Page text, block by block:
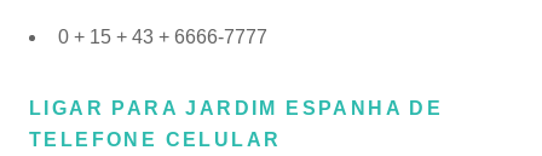
0 + 15 + 43 + 6666-7777
LIGAR PARA JARDIM ESPANHA DE
TELEFONE CELULAR